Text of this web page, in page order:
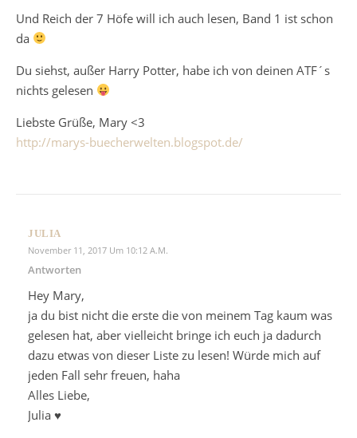
Und Reich der 7 Höfe will ich auch lesen, Band 1 ist schon
da
Du siehst, außer Harry Potter, habe ich von deinen ATF´s
nichts gelesen
Liebste Grüße, Mary <3
http://marys-buecherwelten.blogspot.de/
JULIA
November 11, 2017 Um 10:12 A.m.
Antworten
Hey Mary,
ja du bist nicht die erste die von meinem Tag kaum was
gelesen hat, aber vielleicht bringe ich euch ja dadurch
dazu etwas von dieser Liste zu lesen! Würde mich auf
jeden Fall sehr freuen, haha
Alles Liebe,
Julia ♥